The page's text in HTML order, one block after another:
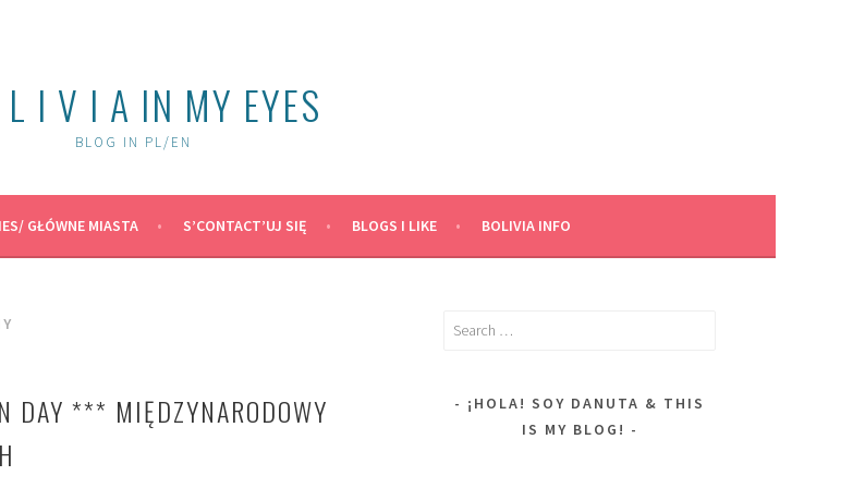
I V I A IN MY EYES
BLOG IN PL/EN
GŁÓWNE MIASTA S’CONTACT’UJ SIĘ BLOGS I LIKE BOLIVIA INFO
DAY *** MIĘDZYNARODOWY
Search
¡HOLA! SOY DANUTA & THIS
IS MY BLOG!